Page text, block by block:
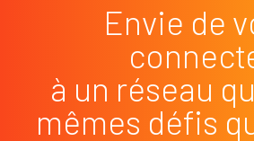
Envie de
à un réseau
mêmes défis